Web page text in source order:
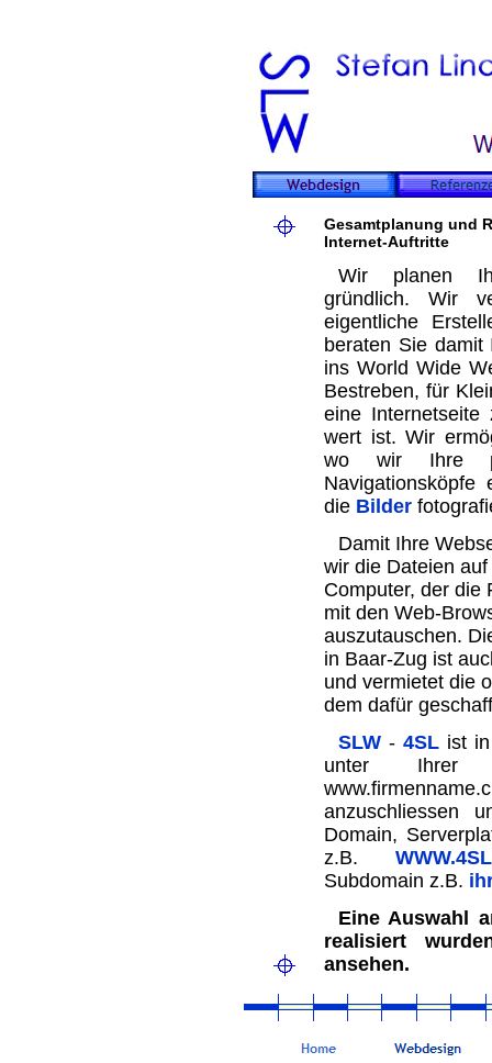
Gesamtplanung und
Internet-Auftritte
Wir planen
gründlich. Wir
eigentliche
beraten Sie damit
ins World Wide
Bestreben, für
eine
wert ist. Wir
wo wir Ihre
Navigationsköpfe
die Bilder
Damit Ihre
wir die Dateien
Computer, der die
mit den Web-
auszutauschen.
in Baar-Zug ist
und vermietet die
dem dafür
SLW -4SL ist
unter Ihrer
anzuschliessen
Domain,
z.B.
Subdomain z.B.
Eine Auswahl
realisiert
ansehen.